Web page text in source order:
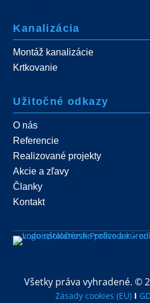
Kanalizácia
Montáž kanalizácie
Krtkovanie
Užitočné odkazy
O nás
Referencie
Realizované projekty
Akcie a zľavy
Članky
Kontakt
Všetky práva vyhradené. ©
Zásady cookies (EU) Ӏ